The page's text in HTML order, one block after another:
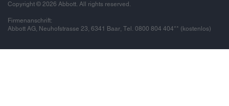
Copyright © 2026 Abbott. All rights reserved.
Firmenanschrift:
Abbott AG, Neuhofstrasse 23, 6341 Baar, Tel. 0800 804 404** (kostenlos)